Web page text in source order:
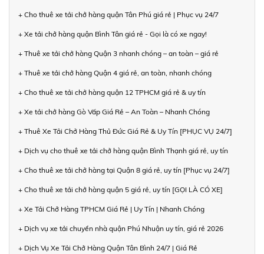
+ Cho thuê xe tải chở hàng quận Tân Phú giá rẻ | Phục vụ 24/7
+ Xe tải chở hàng quận Bình Tân giá rẻ - Gọi là có xe ngay!
+ Thuê xe tải chở hàng Quận 3 nhanh chóng – an toàn – giá rẻ
+ Thuê xe tải chở hàng Quận 4 giá rẻ, an toàn, nhanh chóng
+ Cho thuê xe tải chở hàng quận 12 TPHCM giá rẻ & uy tín
+ Xe tải chở hàng Gò Vấp Giá Rẻ – An Toàn – Nhanh Chóng
+ Thuê Xe Tải Chở Hàng Thủ Đức Giá Rẻ & Uy Tín [PHỤC VỤ 24/7]
+ Dịch vụ cho thuê xe tải chở hàng quận Bình Thạnh giá rẻ, uy tín
+ Cho thuê xe tải chở hàng tại Quận 8 giá rẻ, uy tín [Phục vụ 24/7]
+ Cho thuê xe tải chở hàng quận 5 giá rẻ, uy tín [GỌI LÀ CÓ XE]
+ Xe Tải Chở Hàng TPHCM Giá Rẻ | Uy Tín | Nhanh Chóng
+ Dịch vụ xe tải chuyển nhà quận Phú Nhuận uy tín, giá rẻ 2026
+ Dịch Vụ Xe Tải Chở Hàng Quận Tân Bình 24/7 | Giá Rẻ